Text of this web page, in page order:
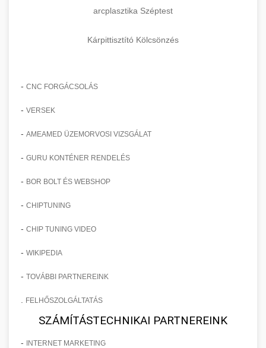
arcplasztika Széptest
Kárpittisztító Kölcsönzés
- CNC FORGÁCSOLÁS
- VERSEK
- AMEAMED ÜZEMORVOSI VIZSGÁLAT
- GURU KONTÉNER RENDELÉS
- BOR BOLT ÉS WEBSHOP
- CHIPTUNING
- CHIP TUNING VIDEO
- WIKIPEDIA
- TOVÁBBI PARTNEREINK
FELHŐSZOLGÁLTATÁS
SZÁMÍTÁSTECHNIKAI PARTNEREINK
- INTERNET MARKETING